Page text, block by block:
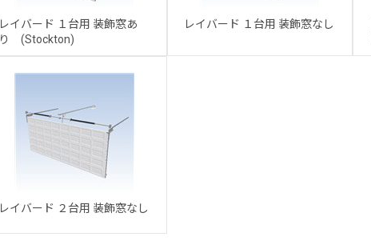
レイバード １台用 装飾窓あ
り (Stockton)
レイバード １台用 装飾窓なし
レイバード ２台用 装飾窓なし